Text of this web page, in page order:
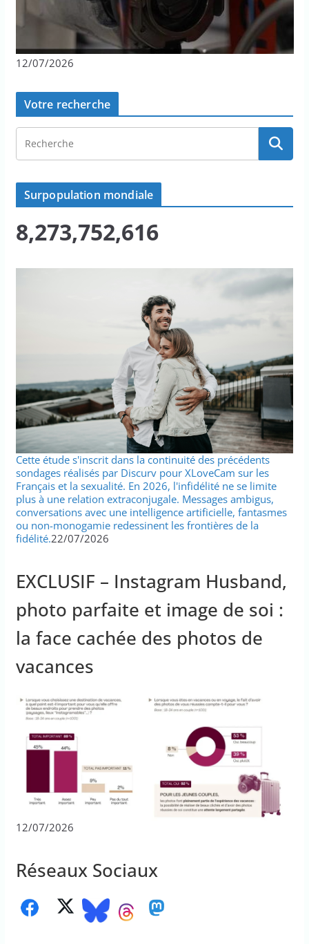
12/07/2026
Votre recherche
Surpopulation mondiale
8,273,752,618
Cette étude s'inscrit dans la continuité des précédents
sondages réalisés par Discurv pour XLoveCam sur les
Français et la sexualité. En 2026, l'infidélité ne se limite
plus à une relation extraconjugale. Messages ambigus,
conversations avec une intelligence artificielle, fantasmes
ou non-monogamie redessinent les frontières de la
fidélité.22/07/2026
EXCLUSIF – Instagram Husband,
photo parfaite et image de soi :
la face cachée des photos de
vacances
12/07/2026
Réseaux Sociaux